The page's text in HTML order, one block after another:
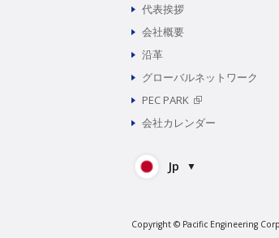
Jp
代表挨拶
会社概要
沿革
グローバルネットワーク
PEC PARK
会社カレンダー
Copyright © Pacific Engineering